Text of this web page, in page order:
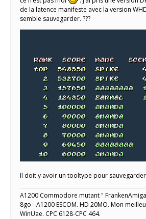
de la latence manifeste avec la version
semble sauvegarder. ???
Il doit y avoir un tooltype pour
A1200 Commodore mutant "
8go - A1200 ESCOM. HD 20MO. Mon
WinUae. CPC 6128-CPC 464.